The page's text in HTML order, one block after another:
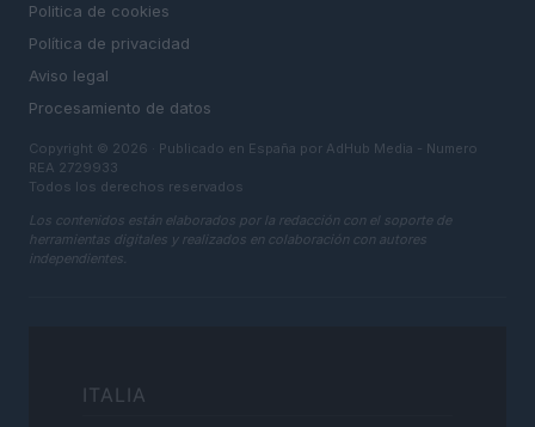
Politica de cookies
Política de privacidad
Aviso legal
Procesamiento de datos
Copyright © 2026 · Publicado en España por AdHub Media - Numero
REA 2729933
Todos los derechos reservados
Los contenidos están elaborados por la redacción con el soporte de
herramientas digitales y realizados en colaboración con autores
independientes.
ITALIA